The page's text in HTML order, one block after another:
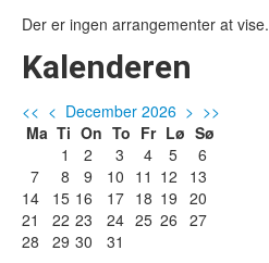
Der er ingen arrangementer at vise.
Kalenderen
<< < December 2026 > >>
Ma Ti On To Fr Lø Sø
1
2 3 4 5
6
7
8 9 10 11 12
13
14
15 16 17 18 19 20
21
22 23 24 25 26 27
28
29 30 31